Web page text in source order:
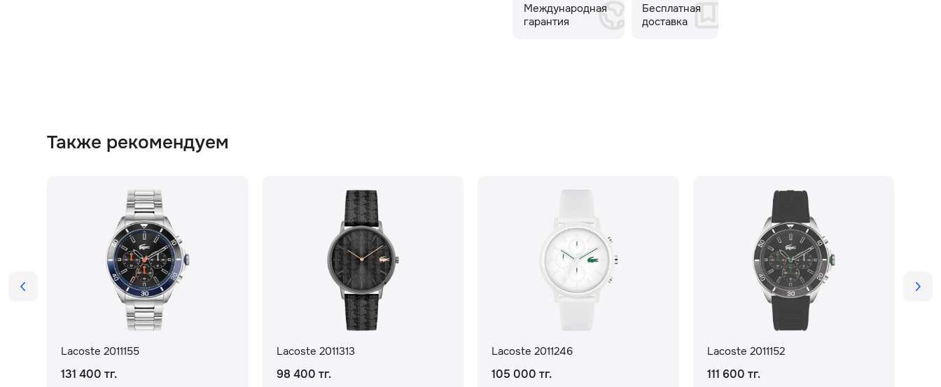
Международная
гарантия
Бесплатная
доставка
Также рекомендуем
Lacoste 2011155
131 400 тг.
Lacoste 2011313
98 400 тг.
Lacoste 2011246
105 000 тг.
Lacoste 2011152
111 600 тг.